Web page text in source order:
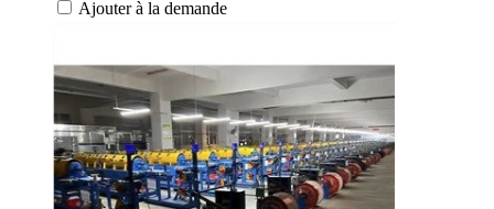
Ajouter à la demande